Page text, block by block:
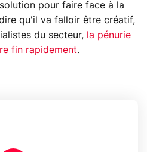
pour faire face à la
qu'il va falloir être créatif,
du secteur, la pénurie
fin rapidement.